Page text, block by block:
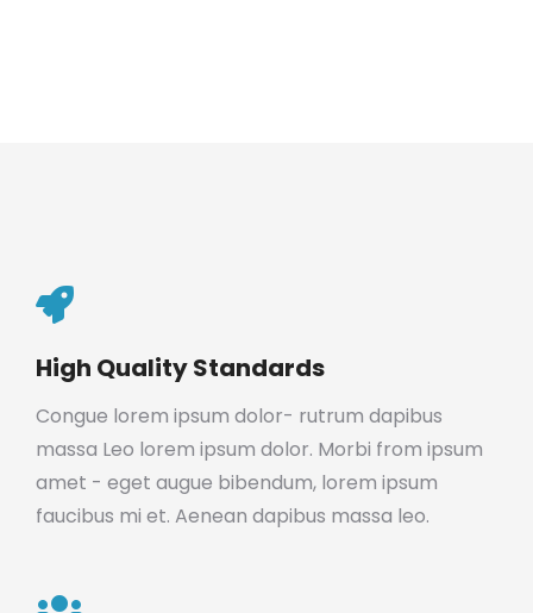
High Quality Standards
Congue lorem ipsum dolor- rutrum dapibus
massa Leo lorem ipsum dolor. Morbi from ipsum
amet - eget augue bibendum, lorem ipsum
faucibus mi et. Aenean dapibus massa leo.